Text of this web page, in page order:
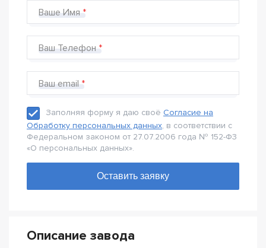
Ваше Имя
Ваш Телефон
Ваш email
Заполняя форму я даю своё Согласие на
Обработку персональных данных, в соответствии с
Федеральном законом от 27.07.2006 года № 152-Ф3
«О персональных данных».
Описание завода